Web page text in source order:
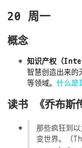
20 周一
概念
知识产权（
智慧创造出来的
等领域。 什么
读书 《乔布斯
那些疯狂到
变世界。